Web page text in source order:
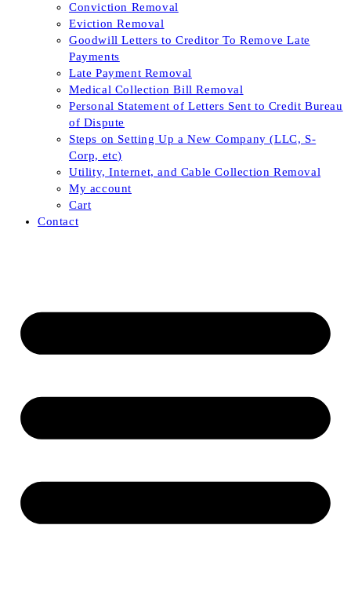
Conviction Removal
Eviction Removal
Goodwill Letters to Creditor To Remove Late
Payments
Late Payment Removal
Medical Collection Bill Removal
Personal Statement of Letters Sent to Credit Bureau
of Dispute
Steps on Setting Up a New Company (LLC, S-
Corp, etc)
Utility, Internet, and Cable Collection Removal
My account
Cart
Contact